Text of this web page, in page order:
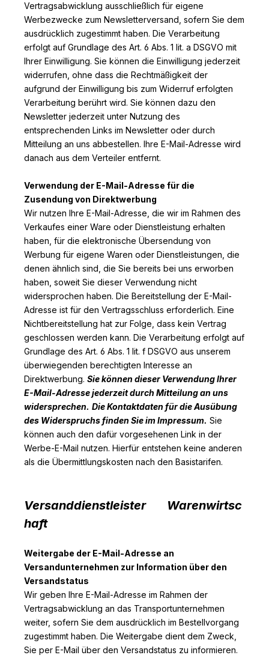
Vertragsabwicklung ausschließlich für eigene
Werbezwecke zum Newsletterversand, sofern Sie dem
ausdrücklich zugestimmt haben. Die Verarbeitung
erfolgt auf Grundlage des Art. 6 Abs. 1 lit. a DSGVO mit
Ihrer Einwilligung. Sie können die Einwilligung jederzeit
widerrufen, ohne dass die Rechtmäßigkeit der
aufgrund der Einwilligung bis zum Widerruf erfolgten
Verarbeitung berührt wird. Sie können dazu den
Newsletter jederzeit unter Nutzung des
entsprechenden Links im Newsletter oder durch
Mitteilung an uns abbestellen. Ihre E-Mail-Adresse wird
danach aus dem Verteiler entfernt.
Verwendung der E-Mail-Adresse für die
Zusendung von Direktwerbung
Wir nutzen Ihre E-Mail-Adresse, die wir im Rahmen des
Verkaufes einer Ware oder Dienstleistung erhalten
haben, für die elektronische Übersendung von
Werbung für eigene Waren oder Dienstleistungen, die
denen ähnlich sind, die Sie bereits bei uns erworben
haben, soweit Sie dieser Verwendung nicht
widersprochen haben. Die Bereitstellung der E-Mail-
Adresse ist für den Vertragsschluss erforderlich. Eine
Nichtbereitstellung hat zur Folge, dass kein Vertrag
geschlossen werden kann. Die Verarbeitung erfolgt auf
Grundlage des Art. 6 Abs. 1 lit. f DSGVO aus unserem
überwiegenden berechtigten Interesse an
Direktwerbung. Sie können dieser Verwendung Ihrer
E-Mail-Adresse jederzeit durch Mitteilung an uns
widersprechen. Die Kontaktdaten für die Ausübung
des Widerspruchs finden Sie im Impressum. Sie
können auch den dafür vorgesehenen Link in der
Werbe-E-Mail nutzen. Hierfür entstehen keine anderen
als die Übermittlungskosten nach den Basistarifen.
Versanddienstleister
Warenwirtsc
haft
Weitergabe der E-Mail-Adresse an
Versandunternehmen zur Information über den
Versandstatus
Wir geben Ihre E-Mail-Adresse im Rahmen der
Vertragsabwicklung an das Transportunternehmen
weiter, sofern Sie dem ausdrücklich im Bestellvorgang
zugestimmt haben. Die Weitergabe dient dem Zweck,
Sie per E-Mail über den Versandstatus zu informieren.